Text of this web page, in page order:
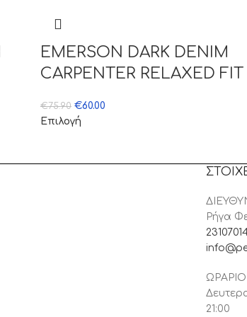
EMERSON DARK DENIM
CARPENTER RELAXED FIT
€75.90 €60.00
Επιλογή
Ρήγα
ΩΡΑΡΙΟ
21:00